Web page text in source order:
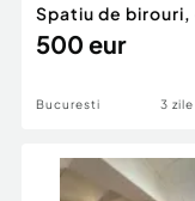
Spatiu de birouri,
firme, 4 camer...
500 eur
Bucuresti 3